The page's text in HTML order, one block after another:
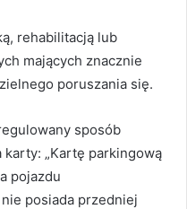
rehabilitacją lub
mających znacznie
poruszania się.
sposób
„Kartę parkingową
pojazdu
posiada przedniej